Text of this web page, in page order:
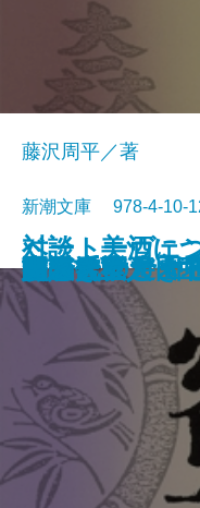
たくさんのタ
なりそこない
ベートーヴェ
の生涯―
おみそれ社会
冬の派閥
対談 美酒に
を語るか―
男の系譜
夜のかくれん
ノックの音が
密謀〔上〕
藤沢周平／著
新潮文庫 978-4-10-
密謀〔下〕
闇の穴
吉里吉里人〔
吉里吉里人〔
吉里吉里人〔
おせん
盗賊会社
エヌ氏の遊園
羆
男どき女どき